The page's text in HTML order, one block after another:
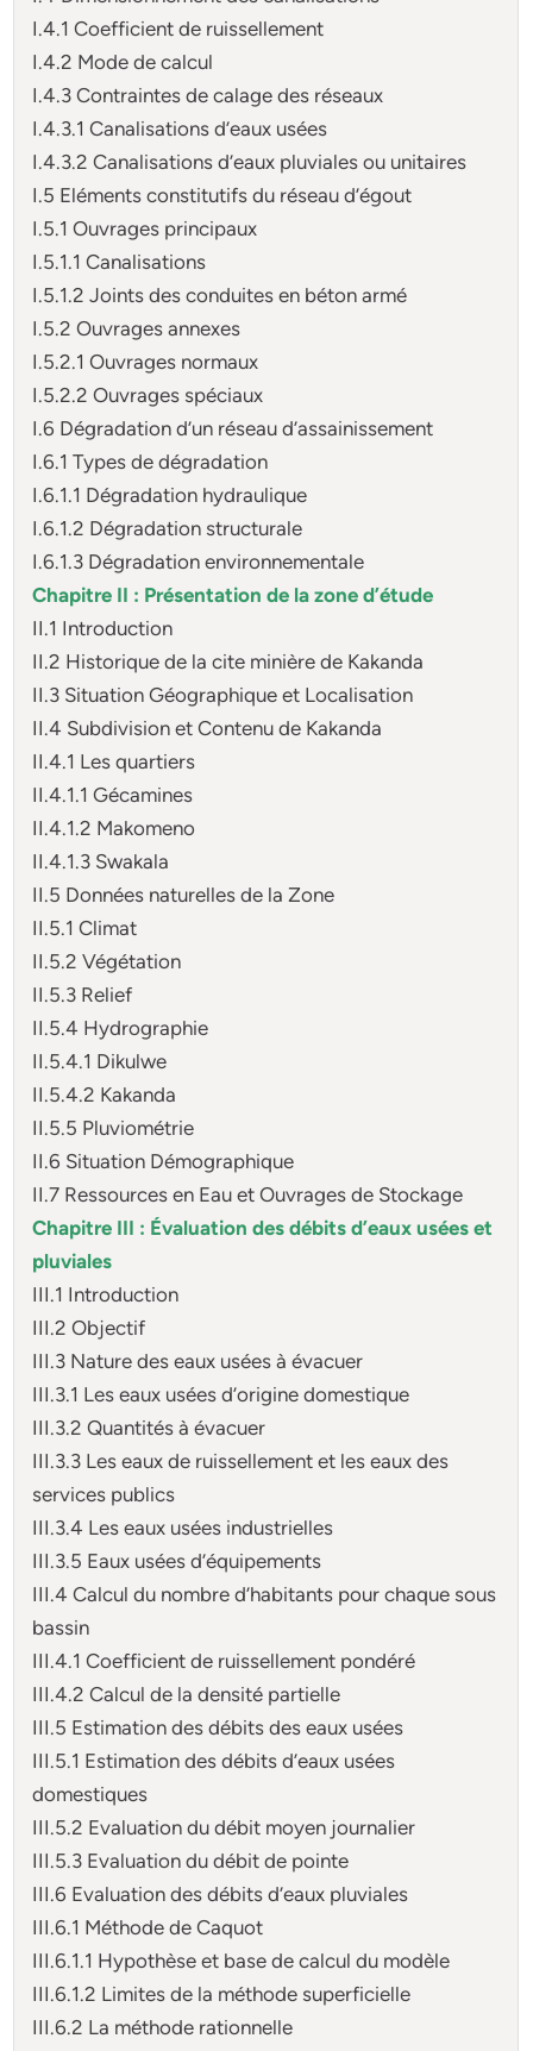
I.4.1 Coefficient de ruissellement
I.4.2 Mode de calcul
I.4.3 Contraintes de calage des réseaux
I.4.3.1 Canalisations d’eaux usées
I.4.3.2 Canalisations d’eaux pluviales ou unitaires
I.5 Eléments constitutifs du réseau d’égout
I.5.1 Ouvrages principaux
I.5.1.1 Canalisations
I.5.1.2 Joints des conduites en béton armé
I.5.2 Ouvrages annexes
I.5.2.1 Ouvrages normaux
I.5.2.2 Ouvrages spéciaux
I.6 Dégradation d’un réseau d’assainissement
I.6.1 Types de dégradation
I.6.1.1 Dégradation hydraulique
I.6.1.2 Dégradation structurale
I.6.1.3 Dégradation environnementale
Chapitre II : Présentation de la zone d’étude
II.1 Introduction
II.2 Historique de la cite minière de Kakanda
II.3 Situation Géographique et Localisation
II.4 Subdivision et Contenu de Kakanda
II.4.1 Les quartiers
II.4.1.1 Gécamines
II.4.1.2 Makomeno
II.4.1.3 Swakala
II.5 Données naturelles de la Zone
II.5.1 Climat
II.5.2 Végétation
II.5.3 Relief
II.5.4 Hydrographie
II.5.4.1 Dikulwe
II.5.4.2 Kakanda
II.5.5 Pluviométrie
II.6 Situation Démographique
II.7 Ressources en Eau et Ouvrages de Stockage
Chapitre III : Évaluation des débits d’eaux usées et
pluviales
III.1 Introduction
III.2 Objectif
III.3 Nature des eaux usées à évacuer
III.3.1 Les eaux usées d’origine domestique
III.3.2 Quantités à évacuer
III.3.3 Les eaux de ruissellement et les eaux des
services publics
III.3.4 Les eaux usées industrielles
III.3.5 Eaux usées d’équipements
III.4 Calcul du nombre d’habitants pour chaque sous
bassin
III.4.1 Coefficient de ruissellement pondéré
III.4.2 Calcul de la densité partielle
III.5 Estimation des débits des eaux usées
III.5.1 Estimation des débits d’eaux usées
domestiques
III.5.2 Evaluation du débit moyen journalier
III.5.3 Evaluation du débit de pointe
III.6 Evaluation des débits d’eaux pluviales
III.6.1 Méthode de Caquot
III.6.1.1 Hypothèse et base de calcul du modèle
III.6.1.2 Limites de la méthode superficielle
III.6.2 La méthode rationnelle